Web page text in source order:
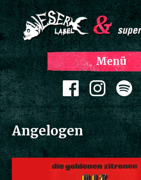
Menü
Zum
Angelogen